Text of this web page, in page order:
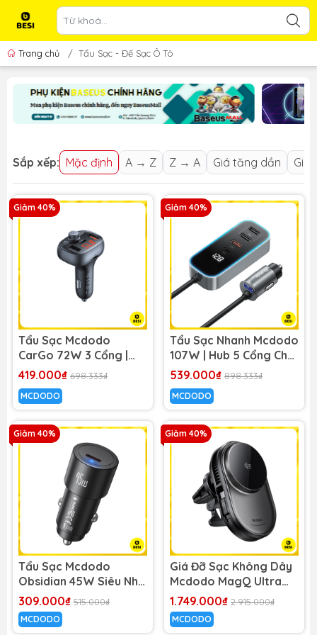
Trang chủ / Tẩu Sạc - Đế Sạc Ô Tô
Sắp xếp: Mặc định A → Z Z → A Giá tăng dần Giá
Giảm 40%
Tẩu Sạc Mcdodo
CarGo 72W 3 Cổng |
2USB + Type-C, Phát
Sạc Nhanh
419.000₫ 698.333₫
MCDODO
Giảm 40%
Tẩu Sạc Nhanh Mcdodo
107W | Hub 5 Cổng Cho
Ghế Sau, Có LED RGB
539.000₫ 898.333₫
MCDODO
Giảm 40%
Tẩu Sạc Mcdodo
Obsidian 45W Siêu Nhỏ
Gọn | 1 Cổng Type-C
Sạc Nhanh Đa Năng
309.000₫ 515.000₫
MCDODO
Giảm 40%
Giá Đỡ Sạc Không Dây
Mcdodo MagQ Ultra
25W | Tản Nhiệt TEC,
Hít Từ Tính Qi2.2
1.749.000₫ 2.915.000₫
MCDODO